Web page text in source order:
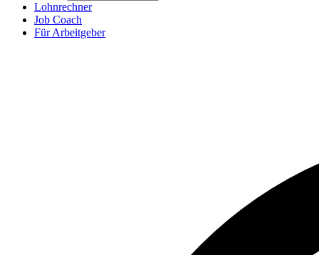
Lohnrechner
Job Coach
Für Arbeitgeber